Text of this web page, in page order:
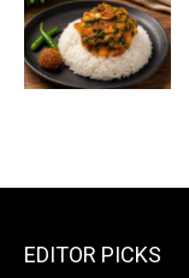
EDITOR PICKS